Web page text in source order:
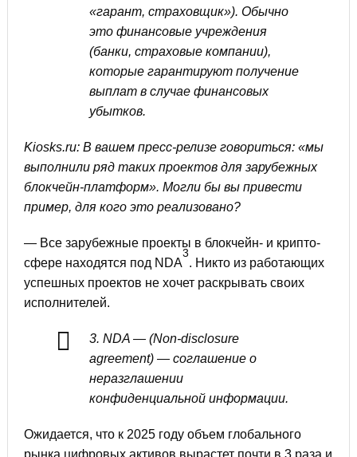
«гарант, страховщик»). Обычно
это финансовые учреждения
(банки, страховые компании),
которые гарантируют получение
выплат в случае финансовых
убытков.
Kiosks.ru: В вашем пресс-релизе говориться: «мы
выполнили ряд таких проектов для зарубежных
блокчейн-платформ». Могли бы вы привести
пример, для кого это реализовано?
— Все зарубежные проекты в блокчейн- и крипто-
сфере находятся под NDA
3
. Никто из работающих
успешных проектов не хочет раскрывать своих
исполнителей.
3. NDA — (Non-disclosure
agreement) — соглашение о
неразглашении
конфиденциальной информации.
Ожидается, что к 2025 году объем глобального